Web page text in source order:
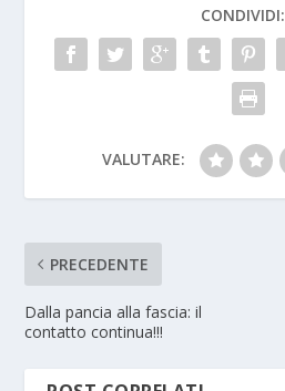
CONDIVIDI:
VALUTARE:
PRECEDENTE
Dalla pancia alla fascia: il
contatto continua!!!